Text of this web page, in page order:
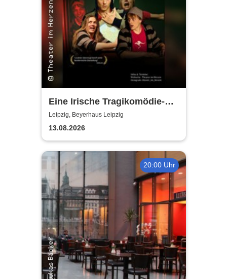
Eine Irische Tragikomödie-
Das Kleingeld | Getreu dem
Motto: Wir lachen, weil wir
weinen
Leipzig, Beyerhaus Leipzig
13.08.2026
20:00 Uhr